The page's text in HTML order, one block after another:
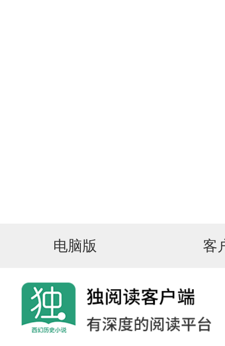
电脑版 客